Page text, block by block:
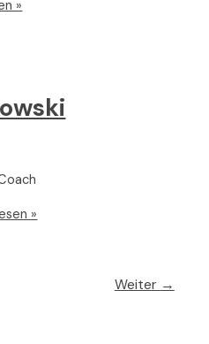
»
»
Weiter →